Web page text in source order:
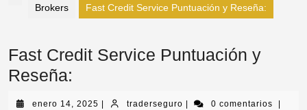
Brokers Fast Credit Service Puntuación y Reseña:
Fast Credit Service Puntuación y
Reseña:
enero 14, 2025 traderseguro 0 comentarios